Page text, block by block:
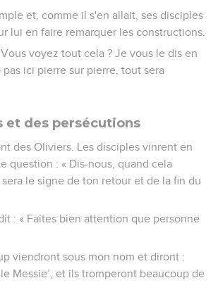
et, comme il s'en allait, ses disciples
lui en faire remarquer les constructions.
voyez tout cela ? Je vous le dis en
ici pierre sur pierre, tout sera
et des persécutions
des Oliviers. Les disciples vinrent en
question : « Dis-nous, quand cela
le signe de ton retour et de la fin du
: « Faites bien attention que personne
viendront sous mon nom et diront :
Messie’, et ils tromperont beaucoup de